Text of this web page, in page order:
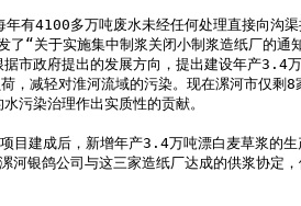
“关于实施集中制浆关闭小制浆造纸厂的
市政府提出的发展方向，提出建设年产3.4
减轻对淮河流域的污染。现在漯河市仅剩
污染治理作出实质性的贡献。
银鸽公司与这三家造纸厂达成的供浆协定，